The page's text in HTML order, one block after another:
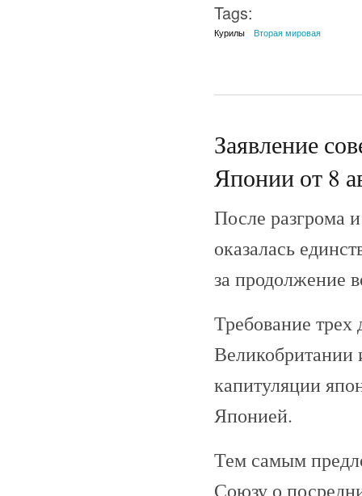
Tags:
Курилы Вторая мировая
Заявление
Японии от 8
После разгрома
оказалась
за продолжение
Требование
Великобритании
капитуляции
Японией.
Тем самым
Союзу о